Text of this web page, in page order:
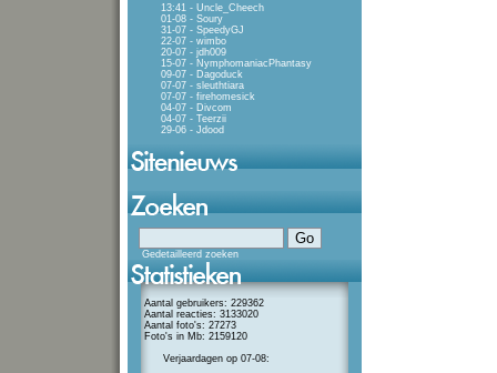
13:41 - Uncle_Cheech
01-08 - Soury
31-07 - SpeedyGJ
22-07 - wimbo
20-07 - jdh009
15-07 - NymphomaniacPhantasy
09-07 - Dagoduck
07-07 - sleuthtiara
07-07 - firehomesick
04-07 - Divcom
04-07 - Teerzii
29-06 - Jdood
Gedetailleerd zoeken
Aantal gebruikers: 229362
Aantal reacties: 3133020
Aantal foto's: 27273
Foto's in Mb: 2159120
Verjaardagen op 07-08: